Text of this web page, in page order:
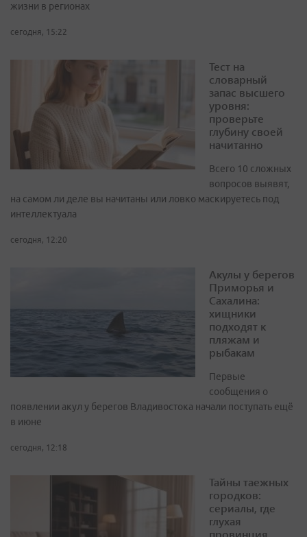
жизни в регионах
сегодня, 15:22
Тест на
словарный
запас высшего
уровня:
проверьте
глубину своей
начитанно
Всего 10 сложных
вопросов выявят,
на самом ли деле вы начитаны или ловко маскируетесь под
интеллектуала
сегодня, 12:20
Акулы у берегов
Приморья и
Сахалина:
хищники
подходят к
пляжам и
рыбакам
Первые
сообщения о
появлении акул у берегов Владивостока начали поступать ещё
в июне
сегодня, 12:18
Тайны таежных
городков:
сериалы, где
глухая